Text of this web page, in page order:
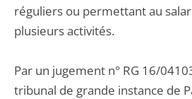
réguliers ou permettant au
plusieurs activités.
Par un jugement n° RG 16/
tribunal de grande instance de